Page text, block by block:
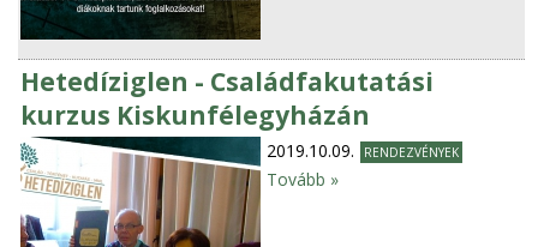
Hetedíziglen - Családfakutatási
kurzus Kiskunfélegyházán
2019.10.09. RENDEZVÉNYEK
Tovább »